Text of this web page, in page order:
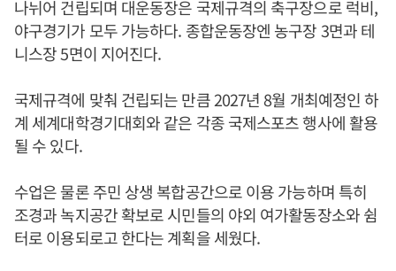
나뉘어 건립되며 대운동장은 국제규격의 축구장으로 럭비,
야구경기가 모두 가능하다. 종합운동장엔 농구장 3면과 테
니스장 5면이 지어진다.
국제규격에 맞춰 건립되는 만큼 2027년 8월 개최예정인 하
계 세계대학경기대회와 같은 각종 국제스포츠 행사에 활용
될 수 있다.
수업은 물론 주민 상생 복합공간으로 이용 가능하며 특히
조경과 녹지공간 확보로 시민들의 야외 여가활동장소와 쉼
터로 이용되로고 한다는 계획을 세웠다.